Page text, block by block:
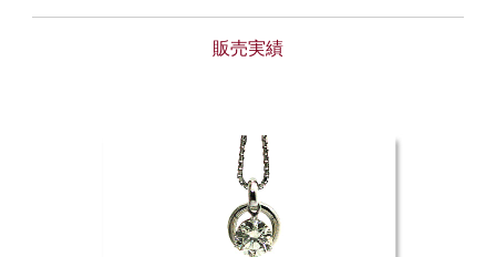
販売実績